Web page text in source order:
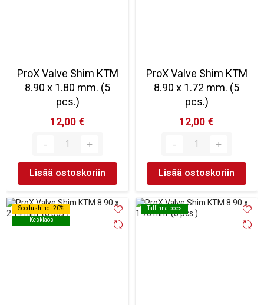
ProX Valve Shim KTM
8.90 x 1.80 mm. (5
pcs.)
12,00 €
Lisää ostoskoriin
ProX Valve Shim KTM
8.90 x 1.72 mm. (5
pcs.)
12,00 €
Lisää ostoskoriin
Soodushind -20%
Kesklaos
Soodushind -20%
Kesklaos
Tallinna poes
Tallinna poes